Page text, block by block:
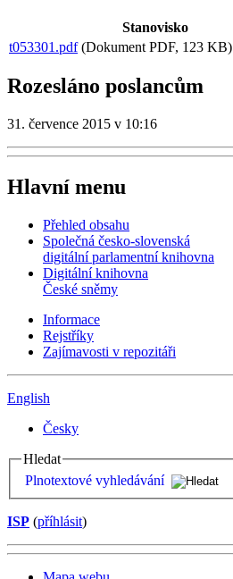
Stanovisko
t053301.pdf(Dokument PDF, 123 KB)
Rozesláno poslancům
31. července 2015 v 10:16
Hlavní menu
Přehled obsahu
Společná česko-slovenská
digitální parlamentní knihovna
Digitální knihovna
České sněmy
Informace
Rejstříky
Zajímavosti v repozitáři
English
Česky
Hledat
Plnotextové vyhledávání
ISP (příhlásit)